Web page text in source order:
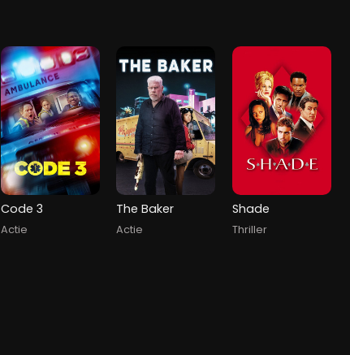
Code 3
Actie
The Baker
Actie
Shade
Thriller